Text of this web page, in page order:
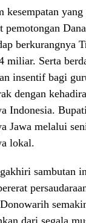
kesempatan
pemotongan
berkurangnya
miliar. Serta
insentif bagi
dengan
Indonesia.
Jawa melalui
lokal.
sambutan
dari segala